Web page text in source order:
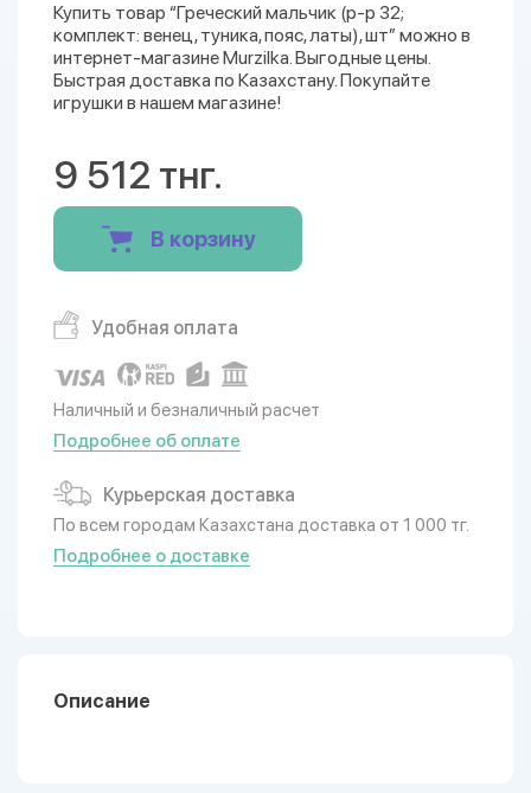
Купить товар “Греческий мальчик (р-р 32;
комплект: венец, туника, пояс, латы), шт” можно в
интернет-магазине Murzilka. Выгодные цены.
Быстрая доставка по Казахстану. Покупайте
игрушки в нашем магазине!
9 512 тнг.
В корзину
Удобная оплата
Наличный и безналичный расчет
Подробнее об оплате
Курьерская доставка
По всем городам Казахстана доставка от 1 000 тг.
Подробнее о доставке
Описание